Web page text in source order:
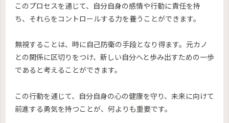
このプロセスを通じて、自分自身の感情や行動に責任を持
ち、それらをコントロールする力を養うことができます。
無視することは、時に自己防衛の手段となり得ます。元カノ
との関係に区切りをつけ、新しい自分へと歩み出すための一歩
であると考えることができます。
この行動を通じて、自分自身の心の健康を守り、未来に向けて
前進する勇気を持つことが、何よりも重要です。